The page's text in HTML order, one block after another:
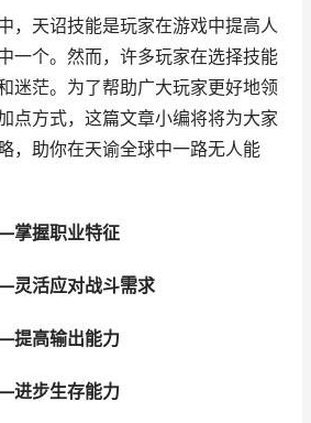
，天诏技能是玩家在游戏中提高人
一个。然而，许多玩家在选择技能
迷茫。为了帮助广大玩家更好地领
点方式，这篇文章小编将将为大家
，助你在天谕全球中一路无人能
掌握职业特征
灵活应对战斗需求
提高输出能力
进步生存能力